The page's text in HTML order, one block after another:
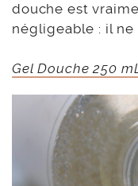
douche est
négligeable : il ne
Gel Douche 250